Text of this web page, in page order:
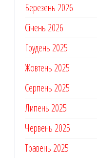
Березень 2026
Січень 2026
Грудень 2025
Жовтень 2025
Серпень 2025
Липень 2025
Червень 2025
Травень 2025